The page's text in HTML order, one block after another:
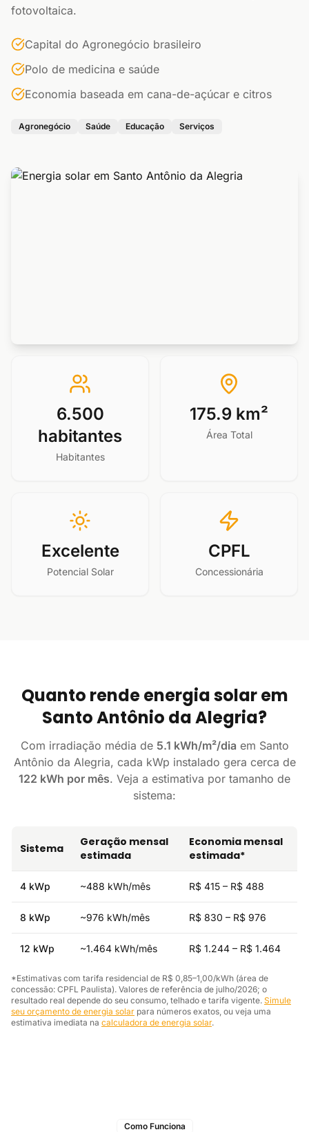
fotovoltaica.
Capital do Agronegócio brasileiro
Polo de medicina e saúde
Economia baseada em cana-de-açúcar e citros
Agronegócio Saúde Educação Serviços
6.500
habitantes
Habitantes
175.9 km²
Área Total
Excelente
Potencial Solar
CPFL
Concessionária
Quanto rende energia solar em
Santo Antônio da Alegria?
Com irradiação média de 5.1 kWh/m²/dia em Santo
Antônio da Alegria, cada kWp instalado gera cerca de
122 kWh por mês. Veja a estimativa por tamanho de
sistema:
Sistema
Geração mensal
estimada
Economia mensal
estimada*
4 kWp ~488 kWh/mês R$ 415 – R$ 488
8 kWp ~976 kWh/mês R$ 830 – R$ 976
12 kWp ~1.464 kWh/mês R$ 1.244 – R$ 1.464
*Estimativas com tarifa residencial de R$ 0,85–1,00/kWh (área de
concessão: CPFL Paulista). Valores de referência de julho/2026; o
resultado real depende do seu consumo, telhado e tarifa vigente. Simule
seu orçamento de energia solar para números exatos, ou veja uma
estimativa imediata na calculadora de energia solar.
Como Funciona